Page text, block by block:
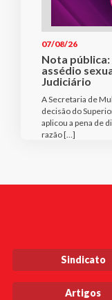
07/08/26
Nota
assédio
Judiciário
A Secretaria de
decisão do
aplicou a pena de
razão […]
Sindicato
Artigos